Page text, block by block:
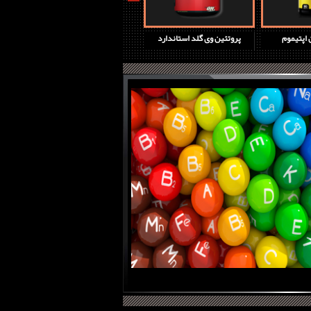
پروتئین وی گلد استاندارد مولتی اپتیمن اپتیموم جدید